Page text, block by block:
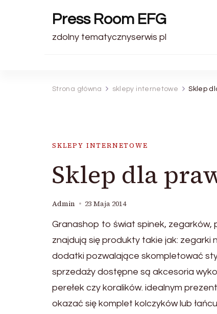
Press Room EFG
zdolny tematycznyserwis pl
Strona główna sklepy internetowe Sklep
SKLEPY INTERNETOWE
Sklep dla
Admin 23 Maja 2014
Granashop to świat spinek, zegarków,
znajdują się produkty takie jak: zegarki
dodatki pozwalające skompletować
sprzedaży dostępne są akcesoria
perełek czy koralików. idealnym
okazać się komplet kolczyków lub